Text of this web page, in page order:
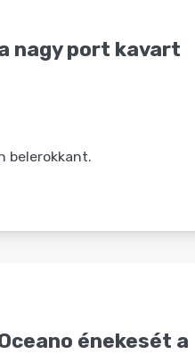
nagy port kavart
belerokkant.
énekesét a